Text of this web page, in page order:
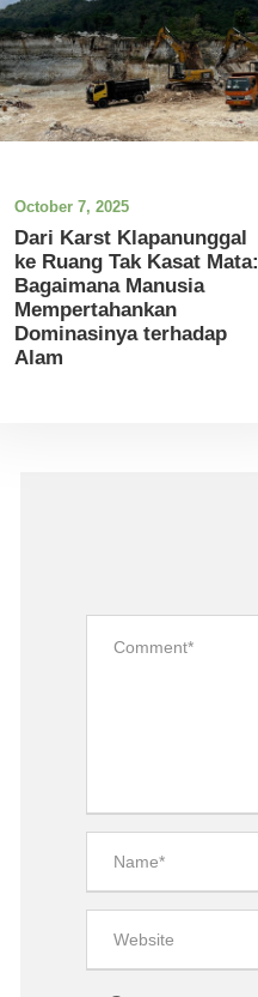
October 7, 2025
Dari Karst Klapanunggal
ke Ruang Tak Kasat Mata:
Bagaimana Manusia
Mempertahankan
Dominasinya terhadap
Alam